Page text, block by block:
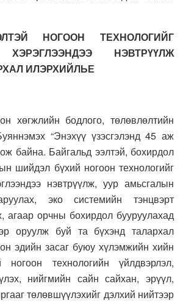
НОГООН ТЕХНОЛОГИЙГ
ХЭРЭГЛЭЭНДЭЭ НЭВТРҮҮЛЖ
ИЛЭРХИЙЛЬЕ
хөгжлийн бодлого, төлөвлөлтийн
“Энэхүү үзэсгэлэнд 45 аж
байна. Байгальд ээлтэй, бохирдол
шийдэл бүхий ногоон технологийг
нэвтрүүлж, уур амьсгалын
эко системийн тэнцвэрт
агаар орчны бохирдол бууруулахад
оруулж буй та бүхэнд талархал
эдийн засаг буюу хүлэмжийн хийн
ногоон технологийн үйлдвэрлэл,
нийгмийн сайн сайхан, эрүүл,
төлөвшүүлэхийг дэлхий нийтээр